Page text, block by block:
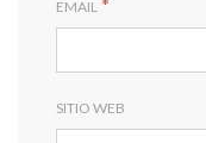
EMAIL
SITIO WEB